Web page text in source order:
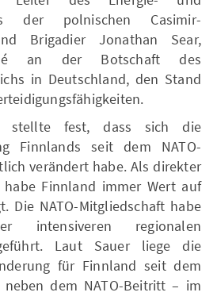
der polnischen Casimir-
Brigadier Jonathan Sear,
an der Botschaft des
in Deutschland, den Stand
stellte fest, dass sich die
Finnlands seit dem NATO-
verändert habe. Als direkter
habe Finnland immer Wert auf
Die NATO-Mitgliedschaft habe
intensiveren regionalen
Laut Sauer liege die
für Finnland seit dem
dem NATO-Beitritt – im